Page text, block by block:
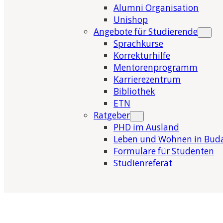
Alumni Organisation
Unishop
Angebote für Studierende
Sprachkurse
Korrekturhilfe
Mentorenprogramm
Karrierezentrum
Bibliothek
ETN
Ratgeber
PHD im Ausland
Leben und Wohnen in
Formulare für Studenten
Studienreferat